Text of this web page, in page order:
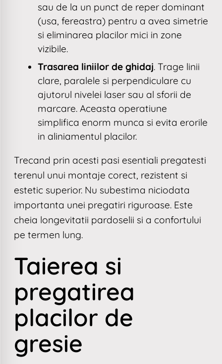
sau de la un punct de reper dominant
(usa, fereastra) pentru a avea simetrie
si eliminarea placilor mici in zone
vizibile.
Trasarea liniilor de ghidaj. Trage linii
clare, paralele si perpendiculare cu
ajutorul nivelei laser sau al sforii de
marcare. Aceasta operatiune
simplifica enorm munca si evita erorile
in aliniamentul placilor.
Trecand prin acesti pasi esentiali pregatesti
terenul unui montaje corect, rezistent si
estetic superior. Nu subestima niciodata
importanta unei pregatiri riguroase. Este
cheia longevitatii pardoselii si a confortului
pe termen lung.
Taierea si
pregatirea
placilor de
gresie